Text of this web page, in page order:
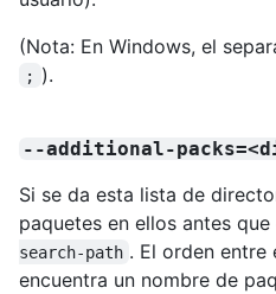
(Nota: En Windows, el
; ).
--additional-
Si se da esta lista de
paquetes en ellos antes
search-path . El orden entre
encuentra un nombre de